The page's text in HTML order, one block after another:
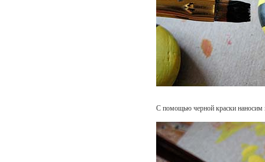
С помощью черной краски наносим